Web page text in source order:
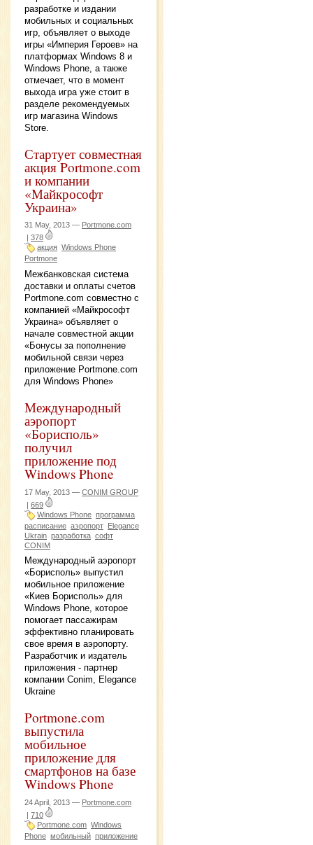
разработке и издании
мобильных и социальных
игр, объявляет о выходе
игры «Империя Героев» на
платформах Windows 8 и
Windows Phone, а также
отмечает, что в момент
выхода игра уже стоит в
разделе рекомендуемых
игр магазина Windows
Store.
Стартует совместная
акция Portmone.com
и компании
«Майкрософт
Украина»
31 May, 2013 — Portmone.com
378
акция Windows Phone
Portmone
Межбанковская система
доставки и оплаты счетов
Portmone.com совместно с
компанией «Майкрософт
Украина» объявляет о
начале совместной акции
«Бонусы за пополнение
мобильной связи через
приложение Portmone.com
для Windows Phone»
Международный
аэропорт
«Борисполь»
получил
приложение под
Windows Phone
17 May, 2013 — CONIM GROUP
| 669
Windows Phone программа
расписание аэропорт Elegance
Ukrain разработка софт
CONIM
Международный аэропорт
«Борисполь» выпустил
мобильное приложение
«Киев Борисполь» для
Windows Phone, которое
помогает пассажирам
эффективно планировать
свое время в аэропорту.
Разработчик и издатель
приложения - партнер
компании Conim, Elegance
Ukraine
Portmone.com
выпустила
мобильное
приложение для
смартфонов на базе
Windows Phone
24 April, 2013 — Portmone.com
| 710
Portmone.com Windows
Phone мобильный приложение